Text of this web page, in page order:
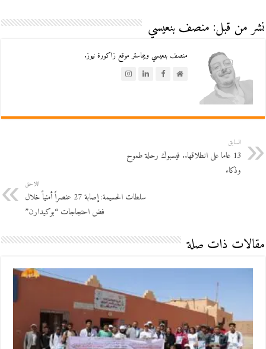
نشر من قبل: منصف بنعيسي
منصف بنعيسي ويبماستر موقع زاكورة نيوز.
السابق
13 عاما على انطلاقها.. فيسبوك رحلة طموح
وذكاء
اللاحق
سلطات الحسيمة: إصابة 27 عنصراً أمنياً خلال
فض احتجاجات “بوكيدارن”
مقالات ذات صلة